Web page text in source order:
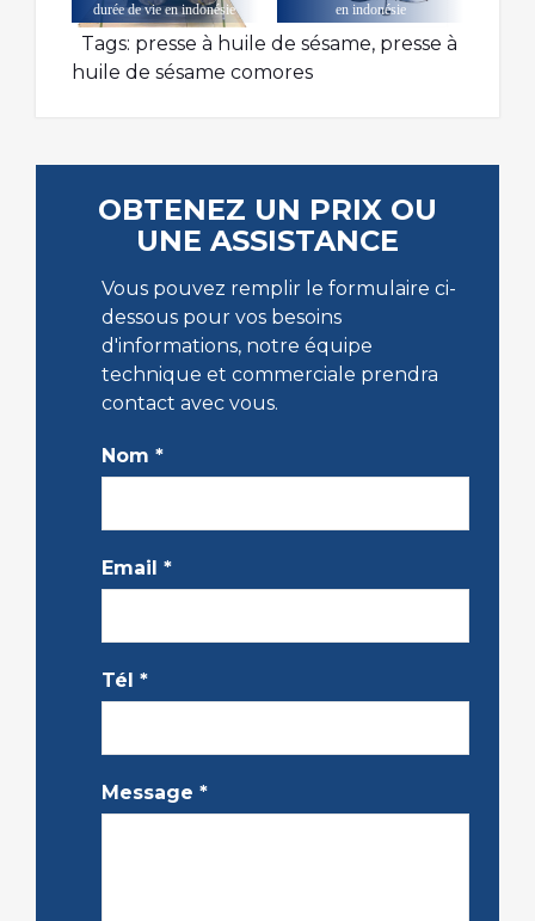
durée de vie en indonésie
en indonésie
Tags: presse à huile de sésame, presse à
huile de sésame comores
OBTENEZ UN PRIX OU
UNE ASSISTANCE
Vous pouvez remplir le formulaire ci-
dessous pour vos besoins
d'informations, notre équipe
technique et commerciale prendra
contact avec vous.
Nom *
Email *
Tél *
Message *